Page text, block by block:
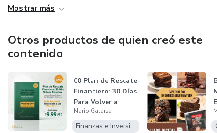
Mostrar más
Otros productos de quien creó este
contenido
00 Plan de Rescate
Financiero: 30 Días
Para Volver a
Respira...
Mario Galarza
Finanzas e Inversiones